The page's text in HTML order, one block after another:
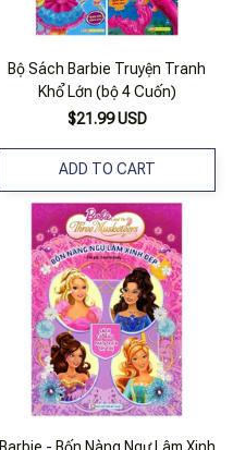
Bộ Sách Barbie Truyện Tranh
Khổ Lớn (bộ 4 Cuốn)
$21.99 USD
ADD TO CART
Barbie - Bốn Nàng Ngự Lâm Xinh